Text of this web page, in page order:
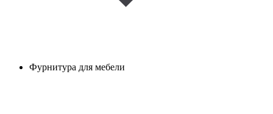
Фурнитура для мебели